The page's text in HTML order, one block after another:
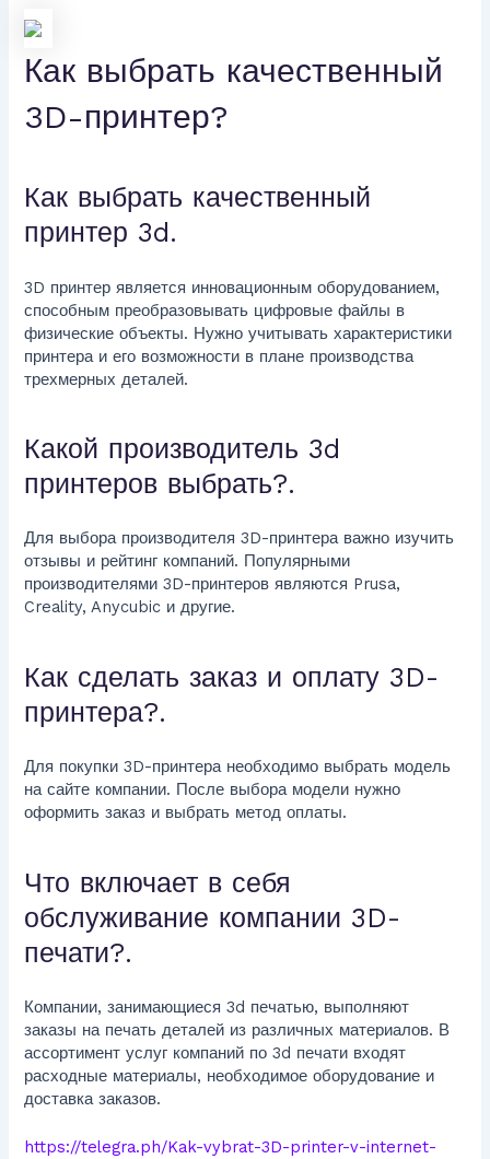
Как выбрать качественный
3D-принтер?
Как выбрать качественный
принтер 3d.
3D принтер является инновационным оборудованием,
способным преобразовывать цифровые файлы в
физические объекты. Нужно учитывать характеристики
принтера и его возможности в плане производства
трехмерных деталей.
Какой производитель 3d
принтеров выбрать?.
Для выбора производителя 3D-принтера важно изучить
отзывы и рейтинг компаний. Популярными
производителями 3D-принтеров являются Prusa,
Creality, Anycubic и другие.
Как сделать заказ и оплату 3D-
принтера?.
Для покупки 3D-принтера необходимо выбрать модель
на сайте компании. После выбора модели нужно
оформить заказ и выбрать метод оплаты.
Что включает в себя
обслуживание компании 3D-
печати?.
Компании, занимающиеся 3d печатью, выполняют
заказы на печать деталей из различных материалов. В
ассортимент услуг компаний по 3d печати входят
расходные материалы, необходимое оборудование и
доставка заказов.
https://telegra.ph/Kak-vybrat-3D-printer-v-internet-